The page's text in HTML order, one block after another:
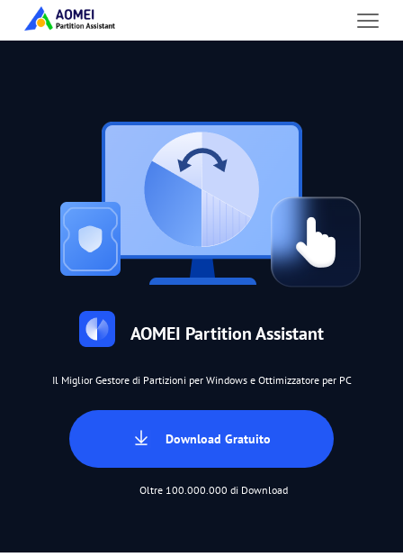
AOMEI Partition Assistant
Il Miglior Gestore di Partizioni per Windows e Ottimizzatore per PC
Download Gratuito
Oltre 100.000.000 di Download